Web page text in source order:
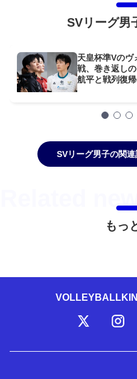
SVリーグ男
天皇杯準Vのヴ
戦、巻き返し
航平と戦列復
SVリーグ男子の関
もっ